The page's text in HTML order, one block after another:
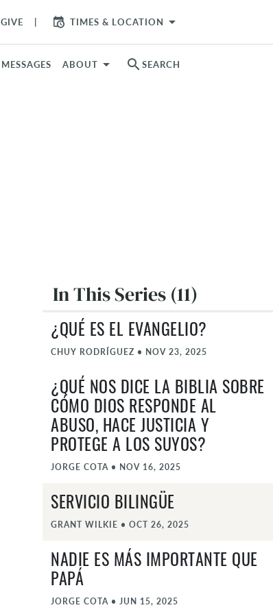
GIVE TIMES & LOCATION arrow_drop_down
MESSAGES ABOUT search SEARCH
In This Series (11)
¿QUÉ ES EL EVANGELIO?
CHUY RODRÍGUEZ • NOV 23, 2025
¿QUÉ NOS DICE LA BIBLIA SOBRE
CÓMO DIOS RESPONDE AL
ABUSO, HACE JUSTICIA Y
PROTEGE A LOS SUYOS?
JORGE COTA • NOV 16, 2025
SERVICIO BILINGÜE
GRANT WILKIE • OCT 26, 2025
NADIE ES MÁS IMPORTANTE QUE
PAPÁ
JORGE COTA • JUN 15, 2025